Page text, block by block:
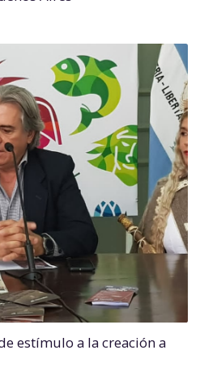
estímulo a la creación a